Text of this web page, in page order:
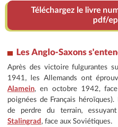
Téléchargez le livre
pdf/
Les Anglo-Saxons
Après des victoire fulgurantes
1941, les Allemands ont
Alamein, en octobre 1942,
poignées de Français
de perdre du terrain,
Stalingrad , face aux Soviétiques.